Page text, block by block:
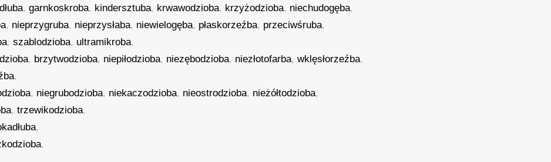
,garnkoskroba, kindersztuba, krwawodzioba, krzyżodzioba, niechudogęba,
, nieprzygruba, nieprzysłaba, niewielogęba, płaskorzeźba, przeciwśruba,
,szablodzioba, ultramikroba,
, brzytwodzioba, niepiłodzioba, niezębodzioba, niezłotofarba,wklęsłorzeźba,
,
, niegrubodzioba, niekaczodzioba, nieostrodzioba, nieżółtodzioba,
,trzewikodzioba,
,
,